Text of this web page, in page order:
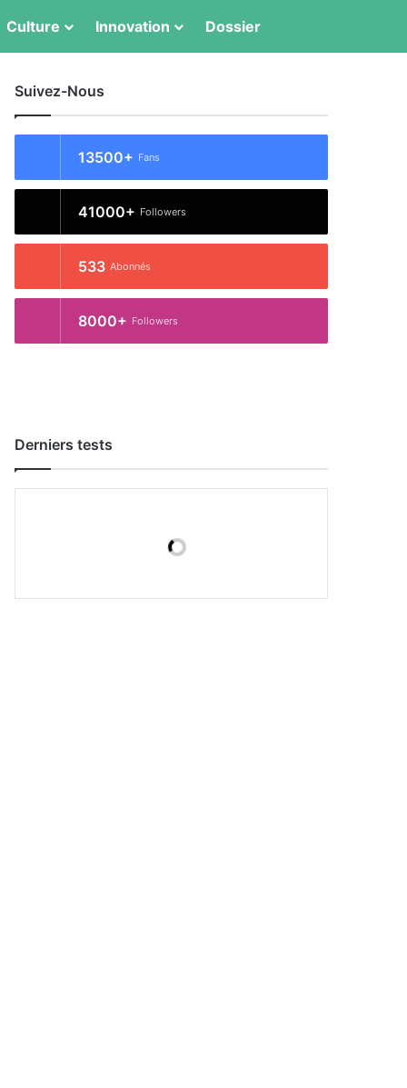
Culture Innovation Dossier
Suivez-Nous
13500+ Fans
41000+ Followers
533 Abonnés
8000+ Followers
Derniers tests